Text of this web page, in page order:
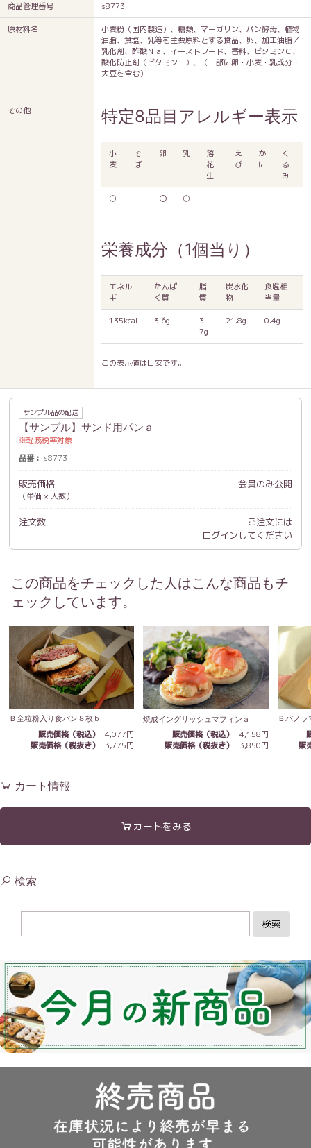
商品管理番号 s8773
原材料名
小麦粉（国内製造）、糖類、マーガリン、パン酵母、植物
油脂、食塩、乳等を主要原料とする食品、卵、加工油脂／
乳化剤、酢酸Ｎａ、イーストフード、香料、ビタミンＣ、
酸化防止剤（ビタミンＥ）、（一部に卵・小麦・乳成分・
大豆を含む）
その他 特定8品目アレルギー表示
小
麦
そ
ば
卵 乳
落
花
生
え
び
か
に
く
る
み
○ 〇 ○
栄養成分（1個当り）
エネル
ギー
たんぱ
く質
脂
質
炭水化
物
食塩相
当量
135kcal 3.6g
3.
7g
21.8g 0.4g
この表示値は目安です。
サンプル品の配送
【サンプル】サンド用パンａ
軽減税率対象
品番
s8773
販売価格
（単価 × 入数）
会員のみ公開
注文数
ご注文には
ログイン してください
この商品をチェックした人はこんな商品もチ
ェックしています。
Ｂ全粒粉入り食パン８枚ｂ
販売価格（税込）
4,077円
販売価格（税抜き）
3,775円
焼成イングリッシュマフィンａ
販売価格（税込）
4,158円
販売価格（税抜き）
3,850円
Ｂパノラ
販
カート情報
カートをみる
検索
検索